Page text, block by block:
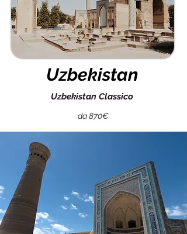
Uzbekistan
Uzbekistan Classico
da 870€